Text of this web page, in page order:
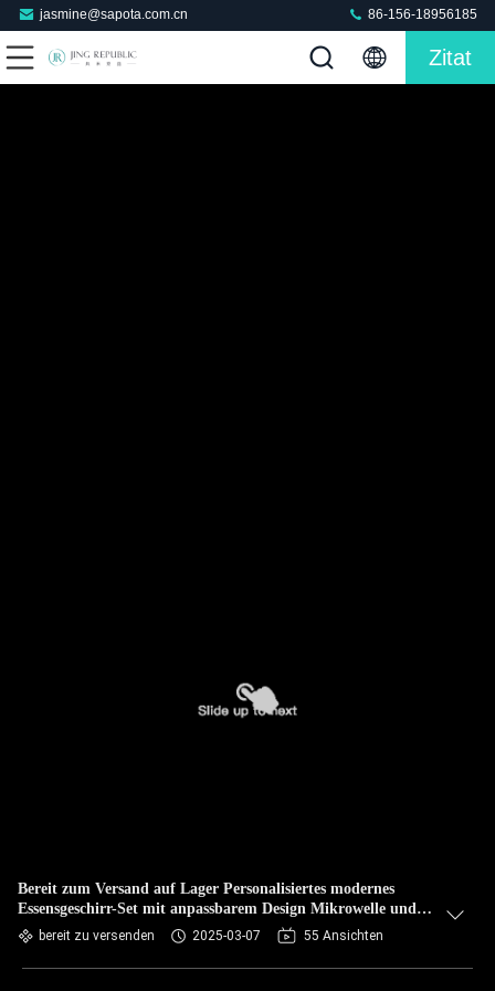
jasmine@sapota.com.cn 86-156-18956185
Zitat
Bereit zum Versand auf Lager Personalisiertes modernes
Essensgeschirr-Set mit anpassbarem Design Mikrowelle und
Geschirrspüler-Safe
bereit zu versenden 2025-03-07 55 Ansichten